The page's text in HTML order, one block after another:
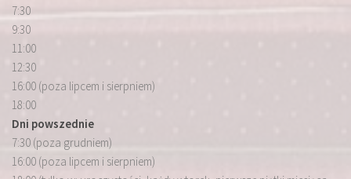
7:30
9:30
11:00
12:30
16:00 (poza lipcem i sierpniem)
18:00
Dni powszednie
7:30 (poza grudniem)
16:00 (poza lipcem i sierpniem)